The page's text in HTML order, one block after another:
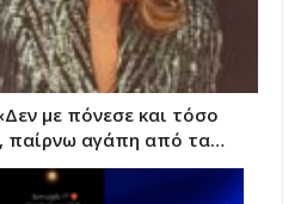
με πόνεσε και τόσο
παίρνω αγάπη από τα…